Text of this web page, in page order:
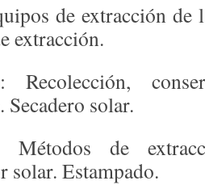
de extracción de
extracción.
Recolección,
Secadero solar.
de
solar. Estampado.